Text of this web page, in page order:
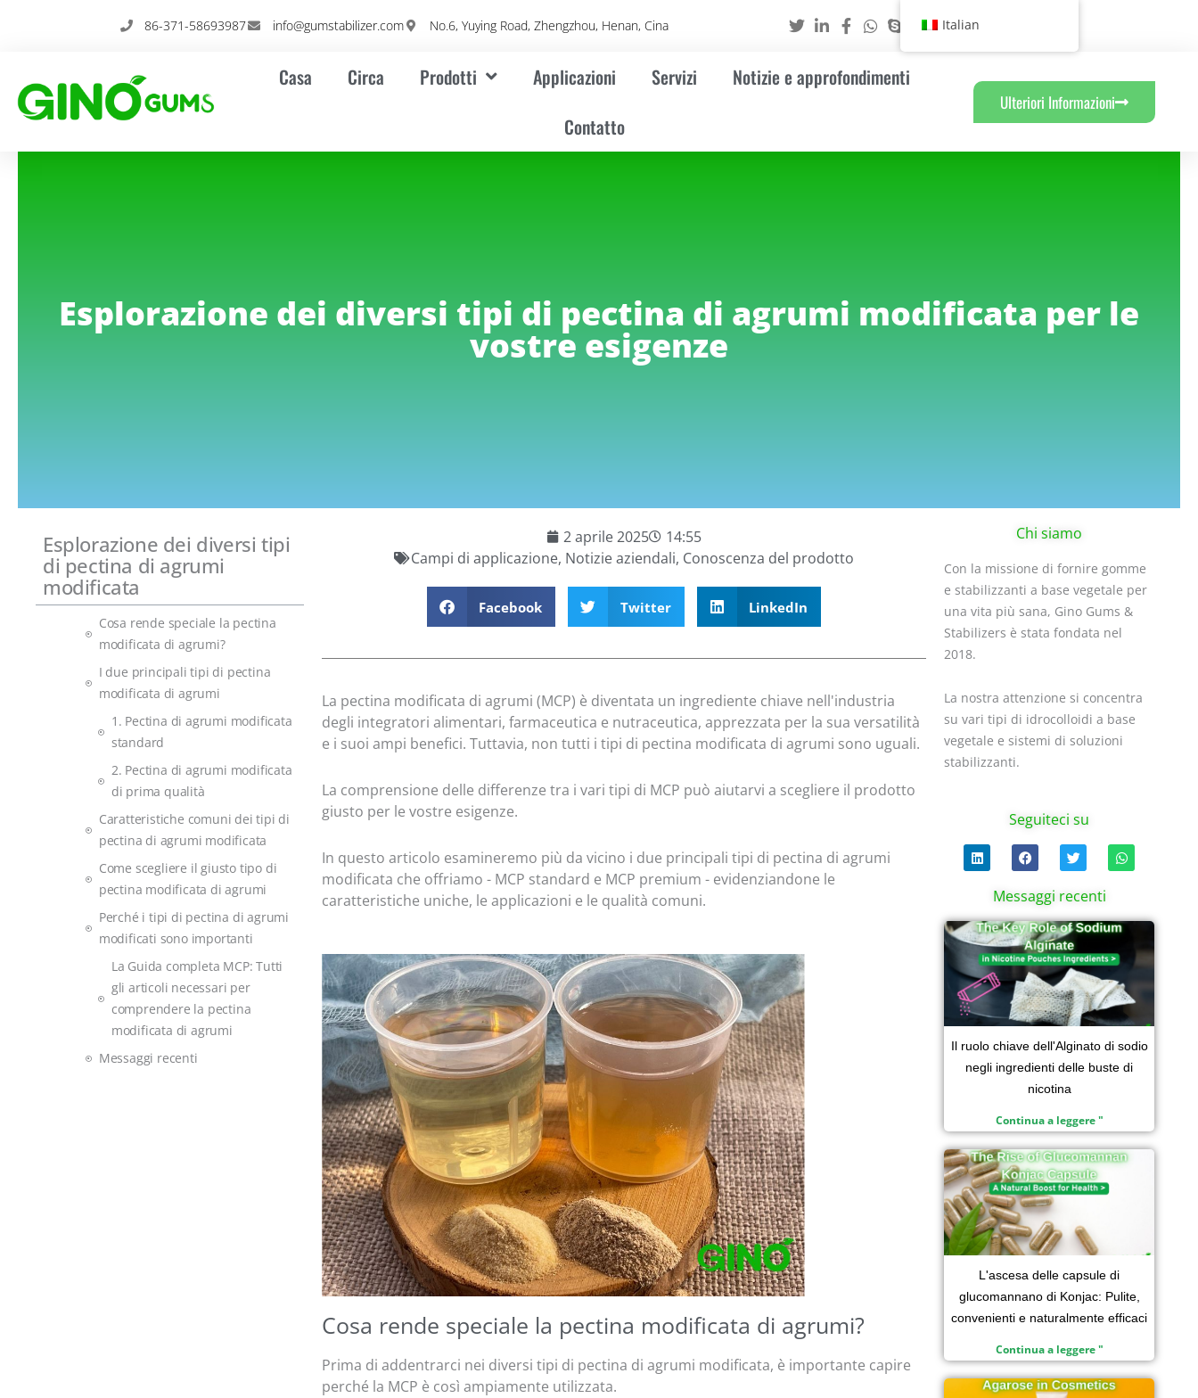
86-371-58693987 info@gumstabilizer.com No.6, Yuying Road, Zhengzhou, Henan, Cina
Casa Circa Prodotti Applicazioni Servizi
Notizie e approfondimenti
Contatto
Ulteriori Informazioni
Esplorazione dei diversi tipi di pectina di agrumi modificata per le
vostre esigenze
Esplorazione dei diversi tipi
di pectina di agrumi
modificata
Cosa rende speciale la pectina
modificata di agrumi?
I due principali tipi di pectina
modificata di agrumi
1. Pectina di agrumi modificata
standard
2. Pectina di agrumi modificata
di prima qualità
Caratteristiche comuni dei tipi di
pectina di agrumi modificata
Come scegliere il giusto tipo di
pectina modificata di agrumi
Perché i tipi di pectina di agrumi
modificati sono importanti
La Guida completa MCP: Tutti
gli articoli necessari per
comprendere la pectina
modificata di agrumi
Messaggi recenti
2 aprile 2025
14:55
Campi di applicazione, Notizie aziendali, Conoscenza del prodotto
Facebook Twitter LinkedIn
La pectina modificata di agrumi (MCP) è diventata un ingrediente chiave nell'industria
degli integratori alimentari, farmaceutica e nutraceutica, apprezzata per la sua versatilità
e i suoi ampi benefici. Tuttavia, non tutti i tipi di pectina modificata di agrumi sono uguali.
La comprensione delle differenze tra i vari tipi di MCP può aiutarvi a scegliere il prodotto
giusto per le vostre esigenze.
In questo articolo esamineremo più da vicino i due principali tipi di pectina di agrumi
modificata che offriamo - MCP standard e MCP premium - evidenziandone le
caratteristiche uniche, le applicazioni e le qualità comuni.
Cosa rende speciale la pectina modificata di agrumi?
Prima di addentrarci nei diversi tipi di pectina di agrumi modificata, è importante capire
perché la MCP è così ampiamente utilizzata.
Chi siamo
Con la missione di fornire gomme
e stabilizzanti a base vegetale per
una vita più sana, Gino Gums &
Stabilizers è stata fondata nel
2018.
La nostra attenzione si concentra
su vari tipi di idrocolloidi a base
vegetale e sistemi di soluzioni
stabilizzanti.
Seguiteci su
L
i
n
d
i
n
F
a
c
e
b
o
o
k
T
w
i
t
t
e
r
W
h
a
a
p
Messaggi recenti
Il ruolo chiave dell'Alginato di sodio
negli ingredienti delle buste di
nicotina
Continua a leggere "
L'ascesa delle capsule di
glucomannano di Konjac: Pulite,
convenienti e naturalmente efficaci
Continua a leggere "
Pagina
Pagina
PaginaPagina
Italian